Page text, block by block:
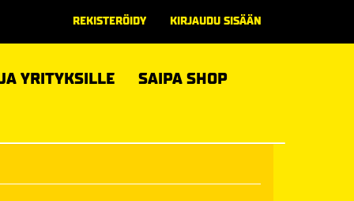
REKISTERÖIDY KIRJAUDU SISÄÄN
YRITYKSILLE SAIPA SHOP